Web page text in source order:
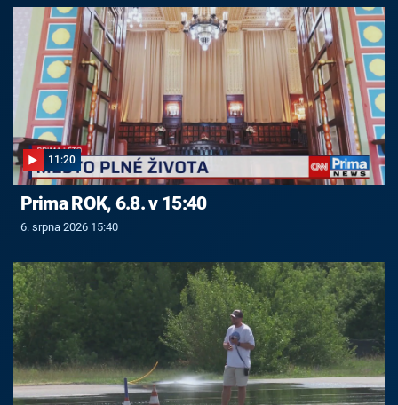
11:20
Prima ROK, 6.8. v 15:40
6. srpna 2026 15:40